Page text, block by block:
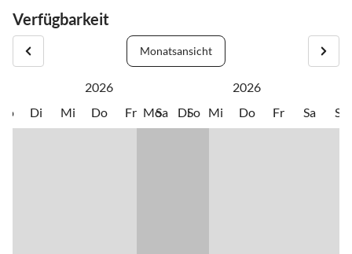
Verfügbarkeit
Monatsansicht
2026
Di Mi Do Fr Sa So
2026
Mo
Di Mi Do Fr Sa So